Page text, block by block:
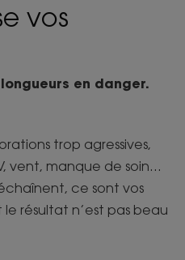
vos
en danger.
trop agressives,
vent, manque de soin…
ce sont vos
résultat n’est pas beau